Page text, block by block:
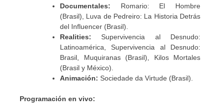
Documentales: Romario: El Hombre
(Brasil), Luva de Pedreiro: La Historia Detrás
del Influencer (Brasil).
Realities: Supervivencia al Desnudo:
Latinoamérica, Supervivencia al Desnudo:
Brasil, Muquiranas (Brasil), Kilos Mortales
(Brasil y México).
Animación: Sociedade da Virtude (Brasil).
Programación en vivo: